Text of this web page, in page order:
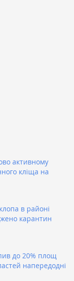
активному
кліща на
в районі
карантин
до 20% площ
напередодні